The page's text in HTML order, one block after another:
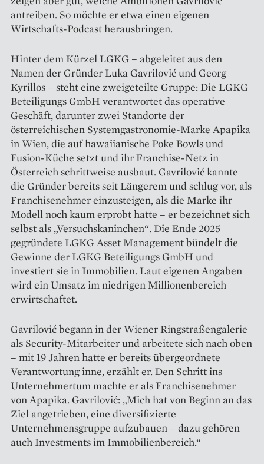
antreiben. So möchte er etwa einen eigenen
Wirtschafts-Podcast herausbringen.
Hinter dem Kürzel LGKG – abgeleitet aus den
Namen der Gründer Luka Gavrilović und Georg
Kyrillos – steht eine zweigeteilte Gruppe: Die LGKG
Beteiligungs GmbH verantwortet das operative
Geschäft, darunter zwei Standorte der
österreichischen Systemgastronomie-Marke Apapika
in Wien, die auf hawaiianische Poke Bowls und
Fusion-Küche setzt und ihr Franchise-Netz in
Österreich schrittweise ausbaut. Gavrilović kannte
die Gründer bereits seit Längerem und schlug vor, als
Franchise­nehmer einzusteigen, als die Marke ihr
Modell noch kaum erprobt hatte – er bezeichnet sich
selbst als „Versuchskaninchen“. Die Ende 2025
gegründete LGKG Asset Management bündelt die
Gewinne der LGKG Beteiligungs GmbH und
investiert sie in Immobilien. Laut eigenen Angaben
wird ein Umsatz im niedrigen Millionenbereich
erwirtschaftet.
Gavrilović begann in der Wiener Ringstraßengalerie
als Security-Mitarbeiter und arbeitete sich nach oben
– mit 19 Jahren hatte er bereits übergeordnete
Verantwortung inne, erzählt er. Den Schritt ins
Unternehmertum machte er als Franchisenehmer
von Apapika. Gavrilović: „Mich hat von Beginn an das
Ziel angetrieben, eine diversifizierte
Unternehmensgruppe aufzubauen – dazu gehören
auch Investments im Immobilienbereich.“